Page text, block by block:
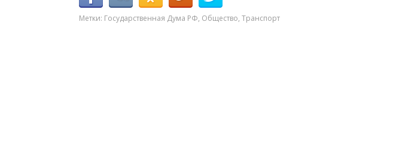
Метки: Государственная Дума РФ, Общество, Транспорт